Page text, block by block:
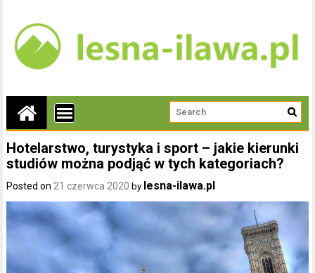
Hotelarstwo, turystyka i sport – jakie kierunki
studiów można podjąć w tych kategoriach?
Posted on 21 czerwca 2020 by lesna-ilawa.pl